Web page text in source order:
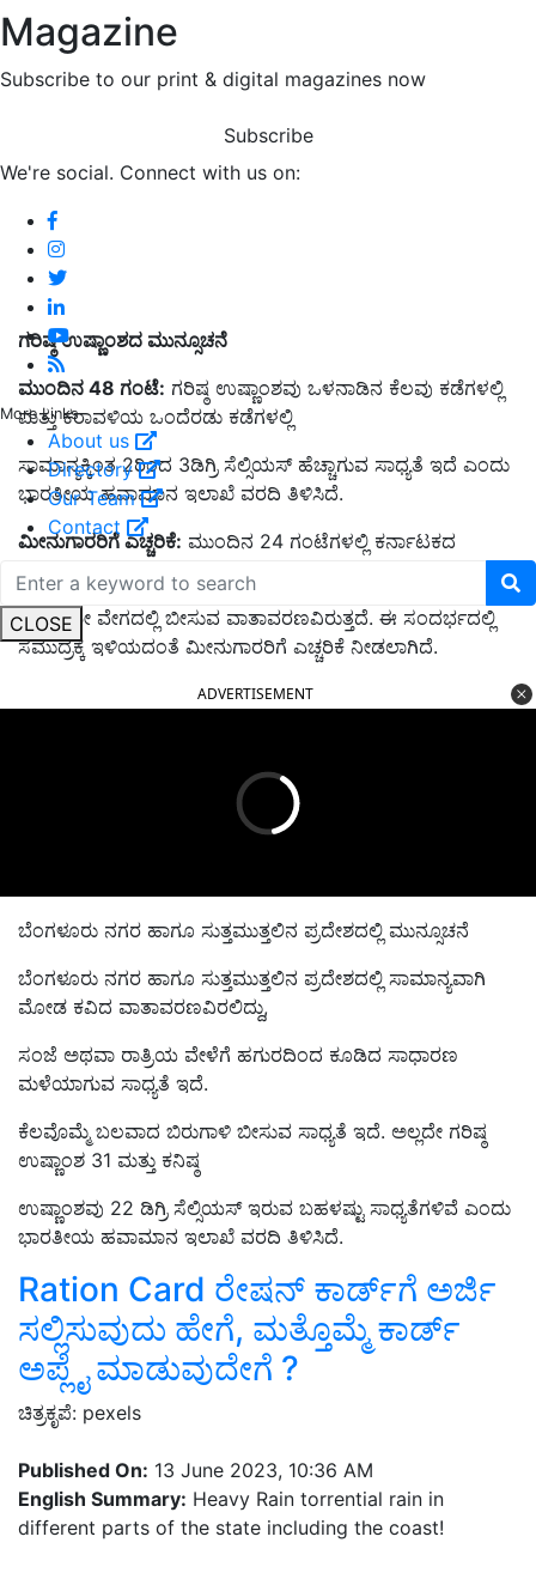
Magazine
Subscribe to our print & digital magazines now
Subscribe
We're social. Connect with us on:
More Links
About us
Directory
Our Team
Contact
CLOSE
ಗರಿಷ್ಠ ಉಷ್ಣಾಂಶದ ಮುನ್ಸೂಚನೆ
ಮುಂದಿನ 48 ಗಂಟೆ: ಗರಿಷ್ಠ ಉಷ್ಣಾಂಶವು ಒಳನಾಡಿನ ಕೆಲವು ಕಡೆಗಳಲ್ಲಿ
ಮತ್ತು ಕರಾವಳಿಯ ಒಂದೆರಡು ಕಡೆಗಳಲ್ಲಿ
ಸಾಮಾನ್ಯಕ್ಕಿಂತ 2ರಿಂದ 3ಡಿಗ್ರಿ ಸೆಲ್ಸಿಯಸ್‌ ಹೆಚ್ಚಾಗುವ ಸಾಧ್ಯತೆ ಇದೆ ಎಂದು
ಭಾರತೀಯ ಹವಾಮಾನ ಇಲಾಖೆ ವರದಿ ತಿಳಿಸಿದೆ.
ಮೀನುಗಾರರಿಗೆ ಎಚ್ಚರಿಕೆ: ಮುಂದಿನ 24 ಗಂಟೆಗಳಲ್ಲಿ ಕರ್ನಾಟಕದ
ಕರಾವಳಿಯಲ್ಲಿ ಬಿರುಗಾಳಿಯು ಗಂಟೆಗೆ 40-45 ಕಿ.ಮೀ ನಿಂದ
55 ಕಿ.ಮೀ ವೇಗದಲ್ಲಿ ಬೀಸುವ ವಾತಾವರಣವಿರುತ್ತದೆ. ಈ ಸಂದರ್ಭದಲ್ಲಿ
ಸಮುದ್ರಕ್ಕೆ ಇಳಿಯದಂತೆ ಮೀನುಗಾರರಿಗೆ ಎಚ್ಚರಿಕೆ ನೀಡಲಾಗಿದೆ.
ADVERTISEMENT
ಬೆಂಗಳೂರು ನಗರ ಹಾಗೂ ಸುತ್ತಮುತ್ತಲಿನ ಪ್ರದೇಶದಲ್ಲಿ ಮುನ್ಸೂಚನೆ
ಬೆಂಗಳೂರು ನಗರ ಹಾಗೂ ಸುತ್ತಮುತ್ತಲಿನ ಪ್ರದೇಶದಲ್ಲಿ ಸಾಮಾನ್ಯವಾಗಿ
ಮೋಡ ಕವಿದ ವಾತಾವರಣವಿರಲಿದ್ದು,
ಸಂಜೆ ಅಥವಾ ರಾತ್ರಿಯ ವೇಳೆಗೆ ಹಗುರದಿಂದ ಕೂಡಿದ ಸಾಧಾರಣ
ಮಳೆಯಾಗುವ ಸಾಧ್ಯತೆ ಇದೆ.
ಕೆಲವೊಮ್ಮೆ ಬಲವಾದ ಬಿರುಗಾಳಿ ಬೀಸುವ ಸಾಧ್ಯತೆ ಇದೆ. ಅಲ್ಲದೇ ಗರಿಷ್ಠ
ಉಷ್ಣಾಂಶ 31 ಮತ್ತು ಕನಿಷ್ಠ
ಉಷ್ಣಾಂಶವು 22 ಡಿಗ್ರಿ ಸೆಲ್ಸಿಯಸ್‌ ಇರುವ ಬಹಳಷ್ಟು ಸಾಧ್ಯತೆಗಳಿವೆ ಎಂದು
ಭಾರತೀಯ ಹವಾಮಾನ ಇಲಾಖೆ ವರದಿ ತಿಳಿಸಿದೆ.
Ration Card ರೇಷನ್‌ ಕಾರ್ಡ್‌ಗೆ ಅರ್ಜಿ
ಸಲ್ಲಿಸುವುದು ಹೇಗೆ, ಮತ್ತೊಮ್ಮೆ ಕಾರ್ಡ್‌
ಅಪ್ಲೈ ಮಾಡುವುದೇಗೆ ?
ಚಿತ್ರಕೃಪೆ: pexels
Published On: 13 June 2023, 10:36 AM
English Summary: Heavy Rain torrential rain in
different parts of the state including the coast!